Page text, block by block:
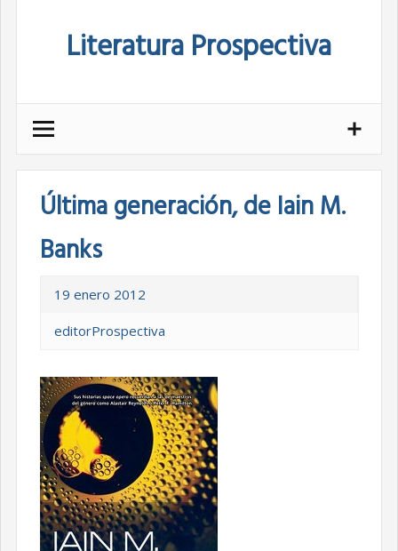
Literatura Prospectiva
Última generación, de Iain M.
Banks
19 enero 2012
editorProspectiva